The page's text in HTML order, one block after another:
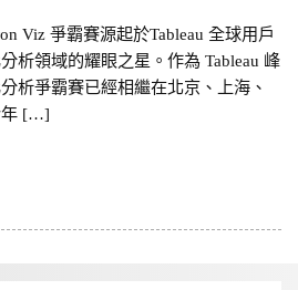
Viz 爭霸賽源起於Tableau 全球用戶
析領域的耀眼之星。作為 Tableau 峰
析爭霸賽已經相繼在北京、上海、
年 […]